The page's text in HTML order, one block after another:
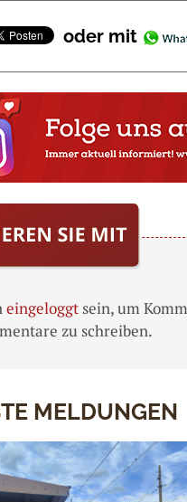
oder mit
eingeloggt sein, um
zu schreiben.
MELDUNGEN